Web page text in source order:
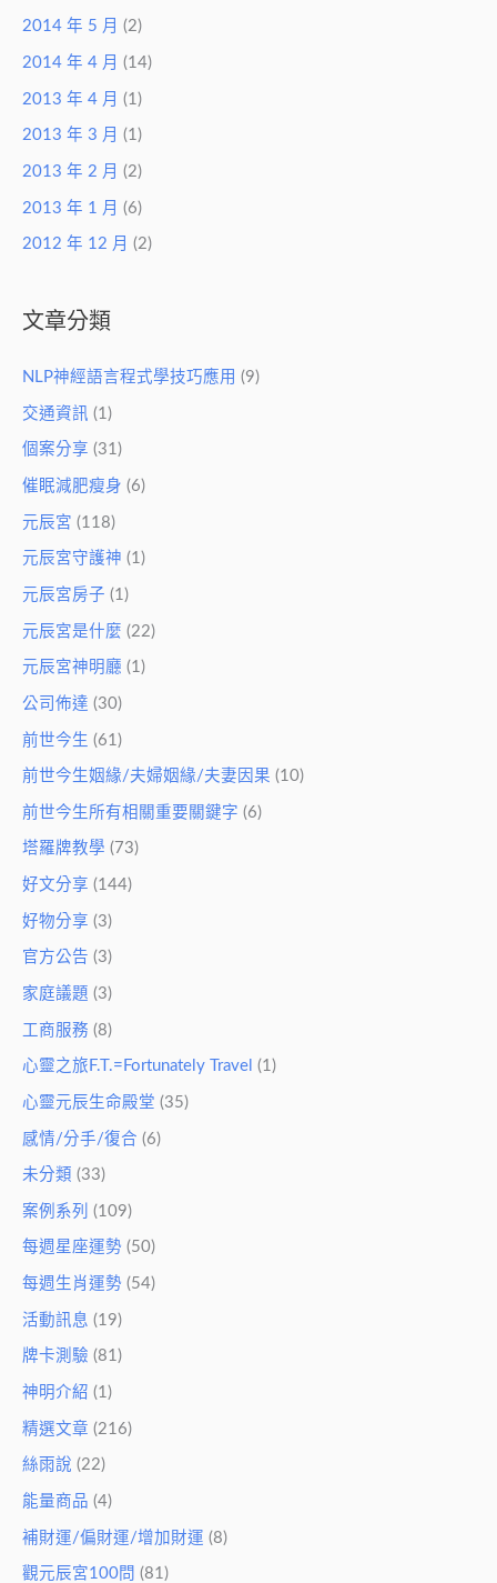
2014 年 5 月 (2)
2014 年 4 月 (14)
2013 年 4 月 (1)
2013 年 3 月 (1)
2013 年 2 月 (2)
2013 年 1 月 (6)
2012 年 12 月 (2)
文章分類
NLP神經語言程式學技巧應用 (9)
交通資訊 (1)
個案分享 (31)
催眠減肥瘦身 (6)
元辰宮 (118)
元辰宮守護神 (1)
元辰宮房子 (1)
元辰宮是什麼 (22)
元辰宮神明廳 (1)
公司佈達 (30)
前世今生 (61)
前世今生姻緣/夫婦姻緣/夫妻因果 (10)
前世今生所有相關重要關鍵字 (6)
塔羅牌教學 (73)
好文分享 (144)
好物分享 (3)
官方公告 (3)
家庭議題 (3)
工商服務 (8)
心靈之旅F.T.=Fortunately Travel (1)
心靈元辰生命殿堂 (35)
感情/分手/復合 (6)
未分類 (33)
案例系列 (109)
每週星座運勢 (50)
每週生肖運勢 (54)
活動訊息 (19)
牌卡測驗 (81)
神明介紹 (1)
精選文章 (216)
絲雨說 (22)
能量商品 (4)
補財運/偏財運/增加財運 (8)
觀元辰宮100問 (81)